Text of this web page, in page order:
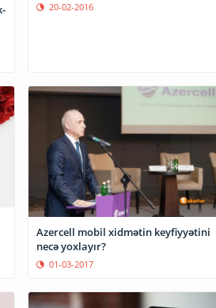
20-02-2016
Azercell mobil xidmətin keyfiyyətini
necə yoxlayır?
01-03-2017